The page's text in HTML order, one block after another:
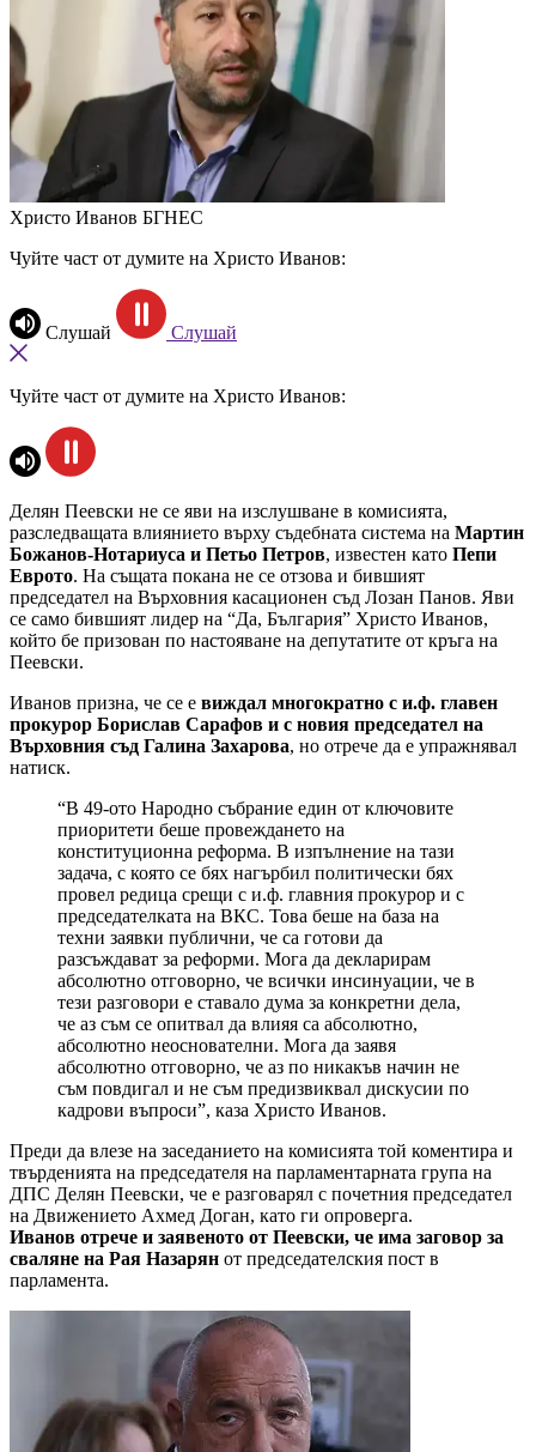
Христо Иванов БГНЕС
Чуйте част от думите на Христо Иванов:
Слушай Слушай
Чуйте част от думите на Христо Иванов:
Делян Пеевски не се яви на изслушване в комисията,
разследващата влиянието върху съдебната система на Мартин
Божанов-Нотариуса и Петьо Петров, известен като Пепи
Еврото. На същата покана не се отзова и бившият
председател на Върховния касационен съд Лозан Панов. Яви
се само бившият лидер на “Да, България” Христо Иванов,
който бе призован по настояване на депутатите от кръга на
Пеевски.
Иванов призна, че се е виждал многократно с и.ф. главен
прокурор Борислав Сарафов и с новия председател на
Върховния съд Галина Захарова, но отрече да е упражнявал
натиск.
“В 49-ото Народно събрание един от ключовите
приоритети беше провеждането на
конституционна реформа. В изпълнение на тази
задача, с която се бях нагърбил политически бях
провел редица срещи с и.ф. главния прокурор и с
председателката на ВКС. Това беше на база на
техни заявки публични, че са готови да
разсъждават за реформи. Мога да декларирам
абсолютно отговорно, че всички инсинуации, че в
тези разговори е ставало дума за конкретни дела,
че аз съм се опитвал да влияя са абсолютно,
абсолютно неоснователни. Мога да заявя
абсолютно отговорно, че аз по никакъв начин не
съм повдигал и не съм предизвиквал дискусии по
кадрови въпроси”, каза Христо Иванов.
Преди да влезе на заседанието на комисията той коментира и
твърденията на председателя на парламентарната група на
ДПС Делян Пеевски, че е разговарял с почетния председател
на Движението Ахмед Доган, като ги опроверга.
Иванов отрече и заявеното от Пеевски, че има заговор за
сваляне на Рая Назарян от председателския пост в
парламента.